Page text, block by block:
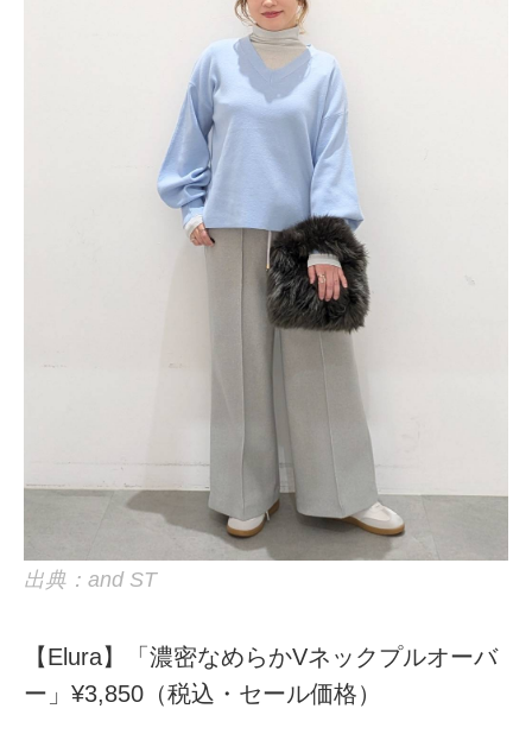
出典：and ST
【Elura】「濃密なめらかVネックプルオーバ
ー」¥3,850（税込・セール価格）